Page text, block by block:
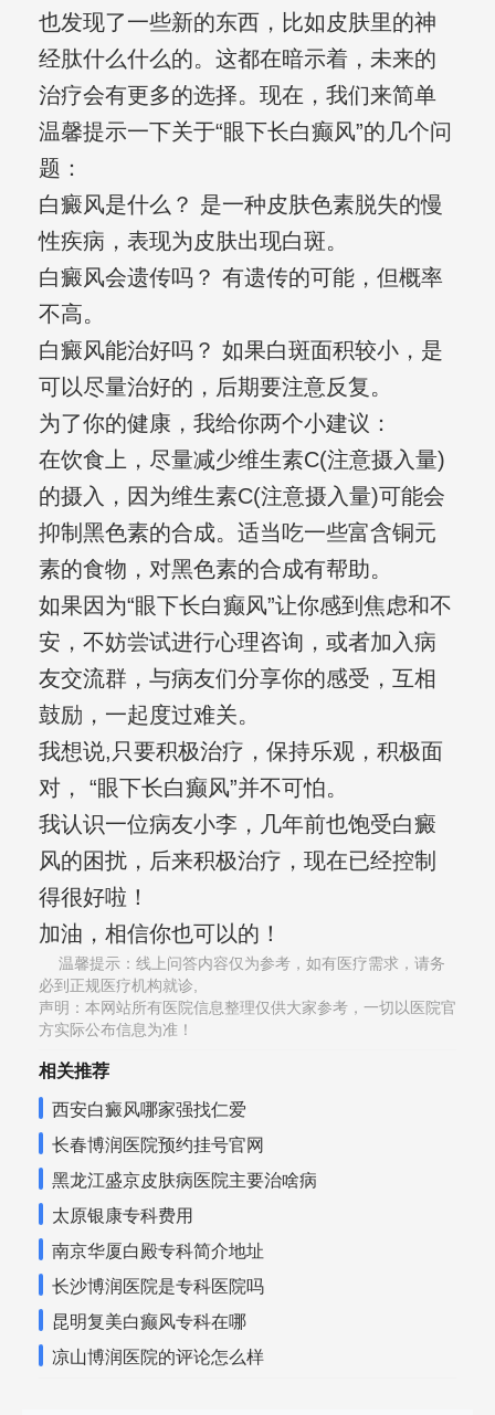
也发现了一些新的东西，比如皮肤里的神
经肽什么什么的。这都在暗示着，未来的
治疗会有更多的选择。现在，我们来简单
温馨提示一下关于“眼下长白癫风”的几个问
题：
白癜风是什么？ 是一种皮肤色素脱失的慢
性疾病，表现为皮肤出现白斑。
白癜风会遗传吗？ 有遗传的可能，但概率
不高。
白癜风能治好吗？ 如果白斑面积较小，是
可以尽量治好的，后期要注意反复。
为了你的健康，我给你两个小建议：
在饮食上，尽量减少维生素C(注意摄入量)
的摄入，因为维生素C(注意摄入量)可能会
抑制黑色素的合成。适当吃一些富含铜元
素的食物，对黑色素的合成有帮助。
如果因为“眼下长白癫风”让你感到焦虑和不
安，不妨尝试进行心理咨询，或者加入病
友交流群，与病友们分享你的感受，互相
鼓励，一起度过难关。
我想说,只要积极治疗，保持乐观，积极面
对， “眼下长白癫风”并不可怕。
我认识一位病友小李，几年前也饱受白癜
风的困扰，后来积极治疗，现在已经控制
得很好啦！
加油，相信你也可以的！
温馨提示：线上问答内容仅为参考，如有医疗需求，请务
必到正规医疗机构就诊,
声明：本网站所有医院信息整理仅供大家参考，一切以医院官
方实际公布信息为准！
相关推荐
西安白癜风哪家强找仁爱
长春博润医院预约挂号官网
黑龙江盛京皮肤病医院主要治啥病
太原银康专科费用
南京华厦白殿专科简介地址
长沙博润医院是专科医院吗
昆明复美白癫风专科在哪
凉山博润医院的评论怎么样